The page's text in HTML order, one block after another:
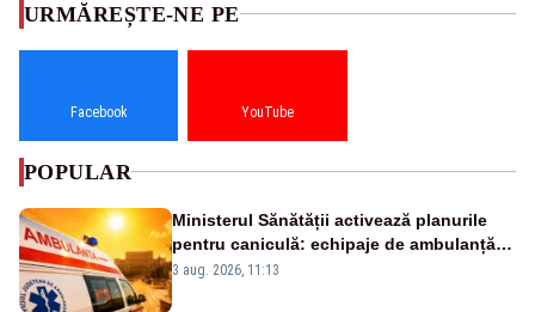
URMĂREȘTE-NE PE
Facebook YouTube
POPULAR
Ministerul Sănătății activează planurile
pentru caniculă: echipaje de ambulanță
suplimentate, stocuri de medicamente
3 aug. 2026, 11:13